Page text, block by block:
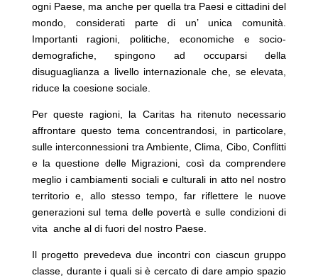
ogni Paese, ma anche per quella tra Paesi e cittadini del
mondo, considerati parte di un’ unica comunità.
Importanti ragioni, politiche, economiche e socio-
demografiche, spingono ad occuparsi della
disuguaglianza a livello internazionale che, se elevata,
riduce la coesione sociale.
Per queste ragioni, la Caritas ha ritenuto necessario
affrontare questo tema concentrandosi, in particolare,
sulle interconnessioni tra Ambiente, Clima, Cibo, Conflitti
e la questione delle Migrazioni, così da comprendere
meglio i cambiamenti sociali e culturali in atto nel nostro
territorio e, allo stesso tempo, far riflettere le nuove
generazioni sul tema delle povertà e sulle condizioni di
vita anche al di fuori del nostro Paese.
Il progetto prevedeva due incontri con ciascun gruppo
classe, durante i quali si è cercato di dare ampio spazio